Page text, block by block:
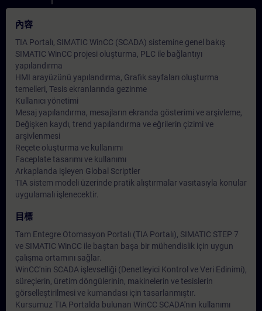
內容
TIA Portalı, SIMATIC WinCC (SCADA) sistemine genel bakış
SIMATIC WinCC projesi oluşturma, PLC ile bağlantıyı
yapılandırma
HMI arayüzünü yapılandırma, Grafik sayfaları oluşturma
temelleri, Tesis ekranlarında gezinme
Kullanıcı yönetimi
Mesaj yapılandırma, mesajların ekranda gösterimi ve arşivleme,
Değişken kaydı, trend yapılandırma ve eğrilerin çizimi ve
arşivlenmesi
Reçete oluşturma ve kullanımı
Faceplate tasarımı ve kullanımı
Arkaplanda işleyen Global Scriptler
TIA sistem modeli üzerinde pratik alıştırmalar vasıtasıyla konular
uygulamalı işlenecektir.
目標
Tam Entegre Otomasyon Portalı (TIA Portalı), SIMATIC STEP 7
ve SIMATIC WinCC ile baştan başa bir mühendislik için uygun
çalışma ortamını sağlar.
WinCC'nin SCADA işlevselliği (Denetleyici Kontrol ve Veri Edinimi),
süreçlerin, üretim döngülerinin, makinelerin ve tesislerin
görselleştirilmesi ve kumandası için tasarlanmıştır.
Kursumuz TIA Portalda bulunan WinCC SCADA'nın kullanımı